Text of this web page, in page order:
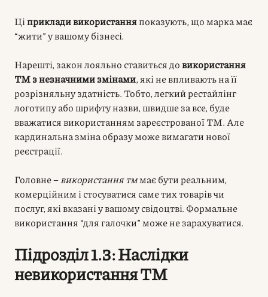
Ціприклади використанняпоказують, що марка має
“жити” у вашому бізнесі.
Нарешті, закон лояльно ставиться довикористання
ТМ з незначними змінами, які не впливають на її
розрізняльну здатність. Тобто, легкий рестайлінг
логотипу або шрифту назви, швидше за все, буде
вважатися використанням зареєстрованої ТМ. Але
кардинальна зміна образу може вимагати нової
реєстрації.
Головне – використання тммає бути реальним,
комерційним і стосуватися саме тих товарів чи
послуг, які вказані у вашому свідоцтві. Формальне
використання “для галочки” може не зарахуватися.
Підрозділ 1.3: Наслідки
невикористання ТМ